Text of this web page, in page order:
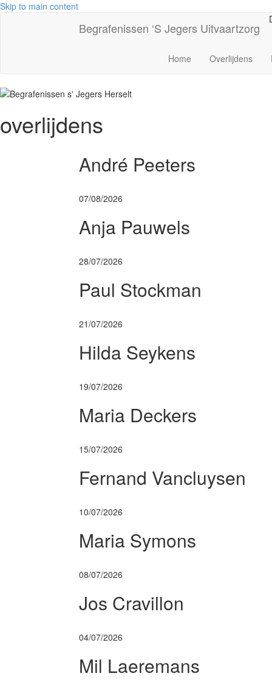
Skip to main content
Begrafenissen ‘S Jegers Uitvaartzorg
Home Overlijdens
overlijdens
André Peeters
07/08/2026
Anja Pauwels
28/07/2026
Paul Stockman
21/07/2026
Hilda Seykens
19/07/2026
Maria Deckers
15/07/2026
Fernand Vancluysen
10/07/2026
Maria Symons
08/07/2026
Jos Cravillon
04/07/2026
Mil Laeremans